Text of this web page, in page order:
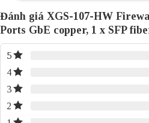
Đánh giá XGS-107-HW
Ports GbE copper, 1 x SFP
5
4
3
2